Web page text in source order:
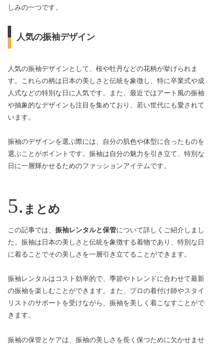
しみの一つです。
人気の振袖デザイン
人気の振袖デザインとして、桜や牡丹などの花柄が挙げられま
す。これらの柄は日本の美しさと伝統を象徴し、特に卒業式や成
人式などの特別な日に人気です。また、最近ではアート風の振袖
や抽象的なデザインも注目を集めており、若い世代にも愛されて
います。
振袖のデザインを選ぶ際には、自分の肌色や体型に合ったものを
選ぶことがポイントです。振袖は自分の魅力を引き立て、特別な
日に一層輝かせるためのファッションアイテムです。
まとめ
この記事では、 振袖レンタルと保管について詳しくご紹介しまし
た。振袖は日本の美しさと伝統を象徴する着物であり、特別な日
に着ることでその美しさを一層引き立てることができます。
振袖レンタルはコスト効率的で、季節やトレンドに合わせて最新
の振袖を楽しむことができます。また、プロの着付け師やスタイ
リストのサポートを受けながら、振袖を美しく着こなすことがで
きます。
振袖の保管とケアは、振袖の美しさを長く保つために欠かせませ